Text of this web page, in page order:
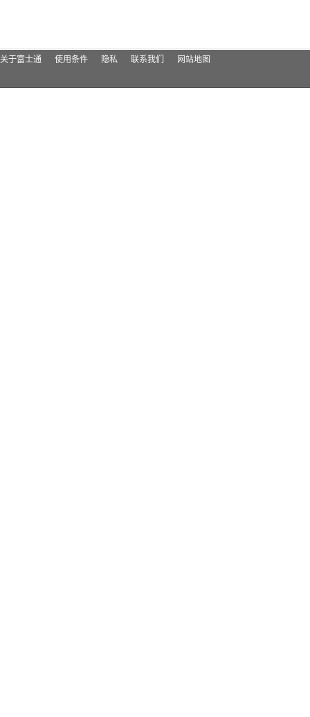
关于富士通 使用条件 隐私 联系我们 网站地图